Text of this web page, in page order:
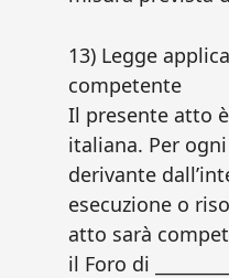
13) Legge
competente
Il presente atto
italiana. Per
derivante
esecuzione o
atto sarà
il Foro di